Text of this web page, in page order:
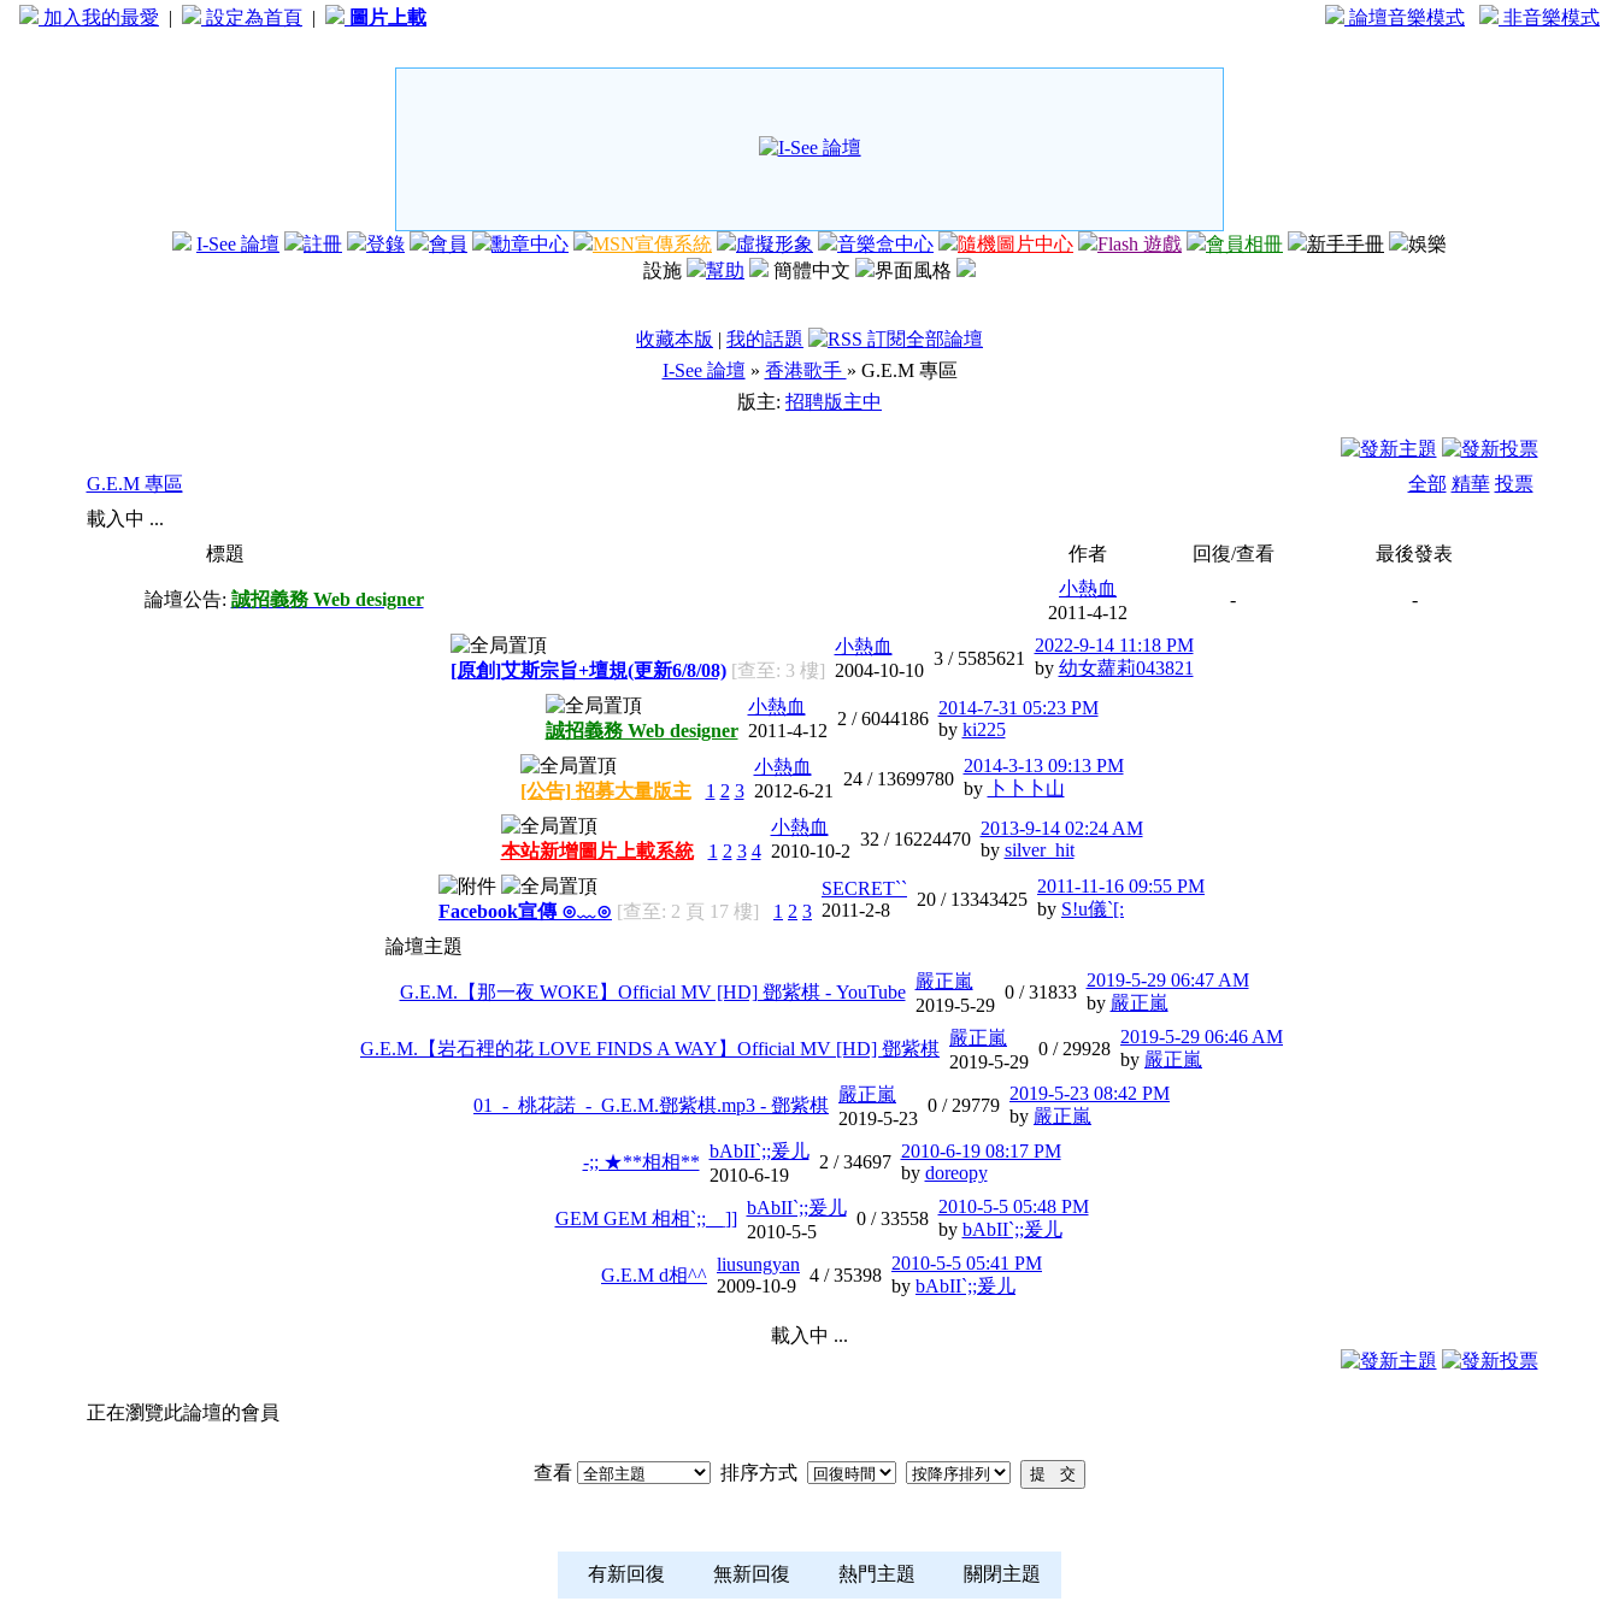
加入我的最愛 | 設定為首頁 | 圖片上載 論壇音樂模式 非音樂模式
I-See 論壇 註冊 登錄 會員 勳章中心 MSN宣傳系統 虛擬形象 音樂盒中心 隨機圖片中心 Flash 遊戲 會員相冊 新手手冊
娛樂
設施
幫助 簡體中文 界面風格
收藏本版 | 我的話題
I-See 論壇 » 香港歌手 » G.E.M 專區
版主: 招聘版主中
G.E.M 專區 全部 精華 投票
載入中 ...
標題
作者 回復/查看 最後發表
論壇公告: 誠招義務 Web designer
小熱血
2011-4-12
- -
[原創]艾斯宗旨+壇規(更新6/8/08) [查至: 3 樓]
小熱血
2004-10-10
3 / 5585621
2022-9-14 11:18 PM
by 幼女蘿莉043821
誠招義務 Web designer
小熱血
2011-4-12
2 /6044186
2014-7-31 05:23 PM
by ki225
[公告] 招募大量版主 1 2 3
小熱血
2012-6-21
24 / 13699780
2014-3-13 09:13 PM
by
卜卜卜山
本站新增圖片上載系統 1 2 3 4
小熱血
2010-10-2
32 / 16224470
2013-9-14 02:24 AM
by silver_hit
Facebook宣傳 ⊙﹏⊙ [查至: 2 頁 17 樓] 1 2 3
SECRET``
2011-2-8
20 / 13343425
2011-11-16 09:55 PM
by S!u儀`[:
論壇主題
G.E.M.【那一夜 WOKE】Official MV [HD] 鄧紫棋 - YouTube
嚴正嵐
2019-5-29
0 /31833
2019-5-29 06:47 AM
by 嚴正嵐
G.E.M.【岩石裡的花 LOVE FINDS A WAY】Official MV [HD] 鄧紫棋
嚴正嵐
2019-5-29
0 / 29928
2019-5-29 06:46 AM
by 嚴正嵐
01_-_桃花諾_-_G.E.M.鄧紫棋.mp3 - 鄧紫棋
嚴正嵐
2019-5-23
0 / 29779
2019-5-23 08:42 PM
by 嚴正嵐
-;; ★**相相**
bAbII`;;爰儿
2010-6-19
2 /34697
2010-6-19 08:17 PM
by doreopy
GEM GEM 相相`;;__]]
bAbII`;;爰儿
2010-5-5
0 /33558
2010-5-5 05:48 PM
by bAbII`;;爰儿
G.E.M d相^^
liusungyan
2009-10-9
4 /35398
2010-5-5 05:41 PM
by bAbII`;;爰儿
載入中 ...
正在瀏覽此論壇的會員
查看 排序方式
有新回復 無新回復 熱門主題 關閉主題